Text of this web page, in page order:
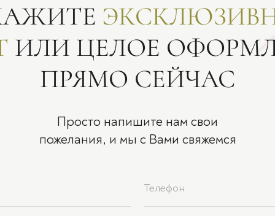
ИЛИ ЦЕЛОЕ
ПРЯМО СЕЙЧАС
Просто напишите нам свои
пожелания, и мы с Вами свяжемся